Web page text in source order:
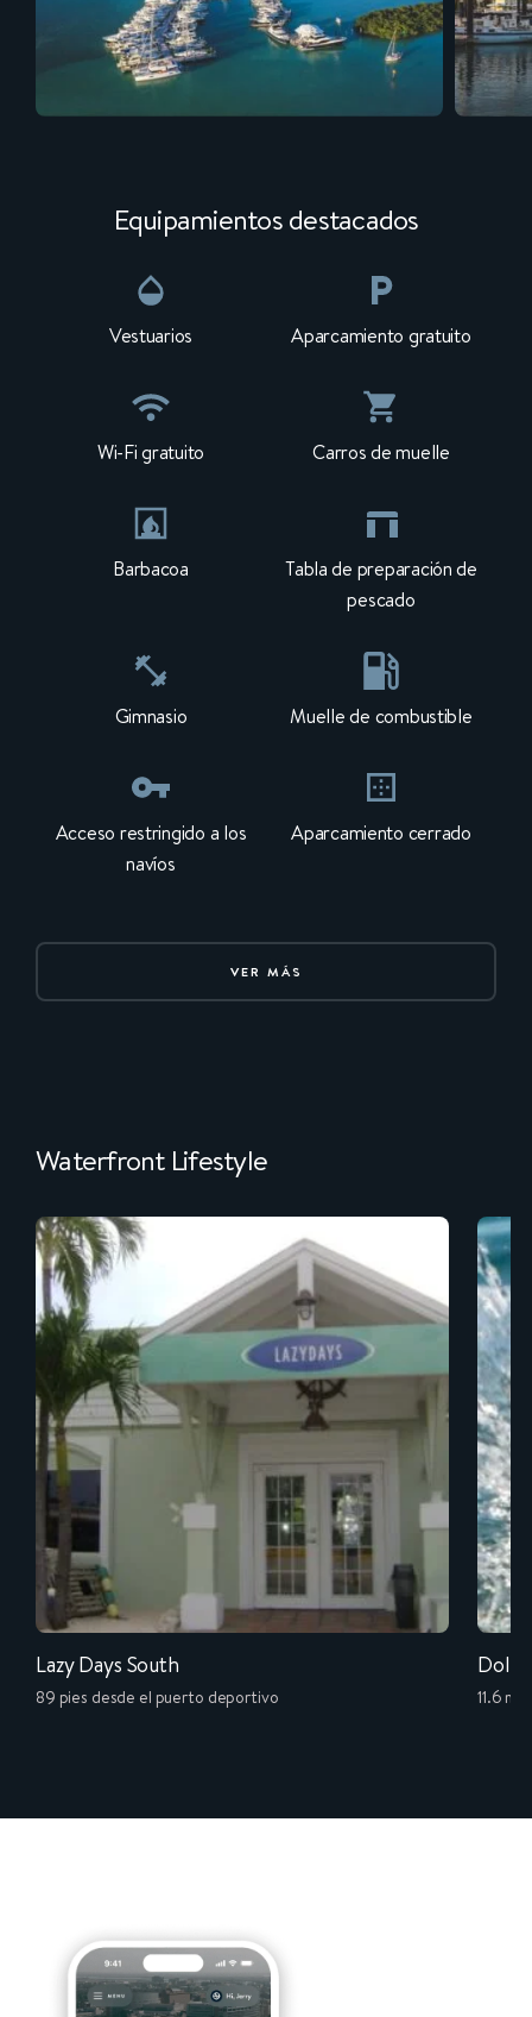
Equipamientos destacados
Vestuarios Aparcamiento gratuito
Wi-Fi gratuito Carros de muelle
Barbacoa
Tabla de preparación de
pescado
Gimnasio Muelle de combustible
Acceso restringido a los
navíos
Aparcamiento cerrado
VER MÁS
Waterfront Lifestyle
Lazy Days South
89 pies desde el puerto deportivo 11.6